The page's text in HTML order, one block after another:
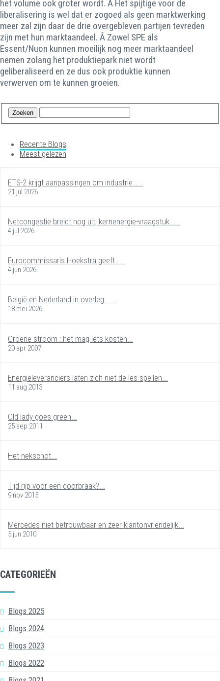
het volume ook groter wordt. Â Het spijtige voor de
liberalisering is wel dat er zogoed als geen marktwerking
meer zal zijn daar de drie overgebleven partijen tevreden
zijn met hun marktaandeel. Â Zowel SPE als
Essent/Nuon kunnen moeilijk nog meer marktaandeel
nemen zolang het produktiepark niet wordt
geliberaliseerd en ze dus ook produktie kunnen
verwerven om te kunnen groeien.
Recente Blogs
Meest gelezen
ETS-2 krijgt aanpassingen om industrie…...
21 jul 2026
Netcongestie breidt nog uit, kernenergie-vraagstuk…...
4 jul 2026
Eurocommissaris Hoekstra geeft…...
4 jun 2026
België en Nederland in overleg…...
18 mei 2026
Groene stroom : het mag iets kosten...
20 apr 2007
Energieleveranciers laten zich niet de les spellen...
11 aug 2013
Old lady goes green...
25 sep 2011
Het nekschot...
Tijd rijp voor een doorbraak?...
9 nov 2015
Mercedes niet betrouwbaar en zeer klantonvriendelijk...
5 jun 2010
CATEGORIEËN
Blogs 2025
Blogs 2024
Blogs 2023
Blogs 2022